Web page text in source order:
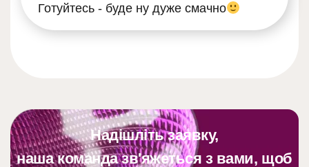
Готуйтесь - буде ну дуже смачно
Надішліть заявку,
наша команда зв'яжеться з вами, щоб